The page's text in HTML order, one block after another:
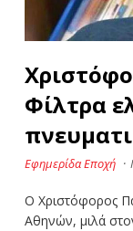
Φίλτρα
Εφημερίδα Εποχή ·
Ο Χριστόφορος
Αθηνών, μιλά